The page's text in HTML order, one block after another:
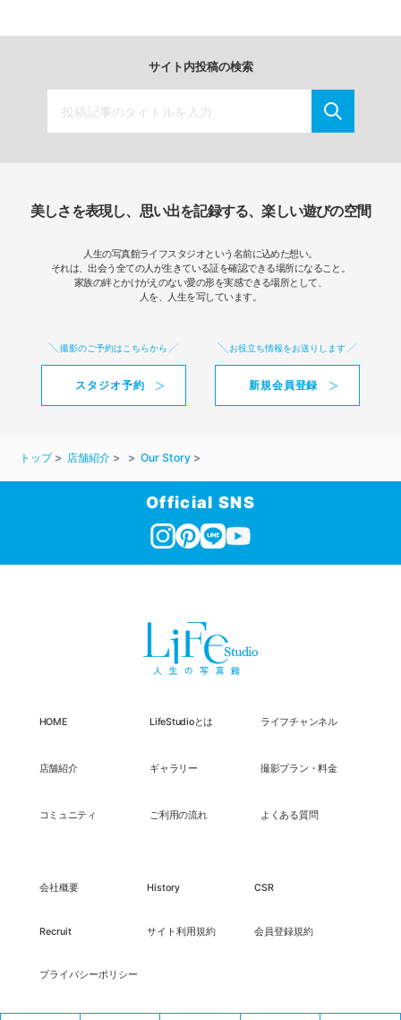
サイト内投稿の検索
美しさを表現し、思い出を記録する、楽しい遊びの空間
人生の写真館ライフスタジオという名前に込めた想い。
それは、出会う全ての人が生きている証を確認できる場所になること。
家族の絆とかけがえのない愛の形を実感できる場所として、
人を、人生を写しています。
撮影のご予約はこちらから
スタジオ予約
お役立ち情報をお送りします
新規会員登録
トップ 店舗紹介 Our Story
Official SNS
HOME LifeStudioとは ライフチャンネル
店舗紹介 ギャラリー 撮影プラン・料金
コミュニティ ご利用の流れ よくある質問
会社概要 History CSR
Recruit サイト利用規約 会員登録規約
プライバシーポリシー